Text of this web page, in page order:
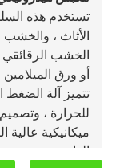
تستخدم هذه
الأثاث ،
الخشب الرقائقي
تتميز آلة الضغط
للحرارة ،
ميكانيكية
الواسع ، وتصميم